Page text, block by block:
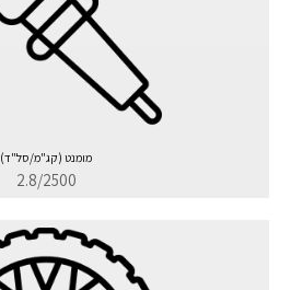
מומנט (קג"מ/סל"ד)
2.8/2500